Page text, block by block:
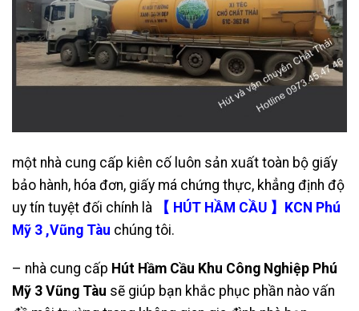
một nhà cung cấp kiên cố luôn sản xuất toàn bộ giấy
bảo hành, hóa đơn, giấy má chứng thực, khẳng định độ
uy tín tuyệt đối chính là
【 HÚT HẦM CẦU 】KCN Phú
Mỹ 3 ,Vũng Tàu chúng tôi.
– nhà cung cấp Hút Hầm Cầu Khu Công Nghiệp Phú
Mỹ 3 Vũng Tàu sẽ giúp bạn khắc phục phần nào vấn